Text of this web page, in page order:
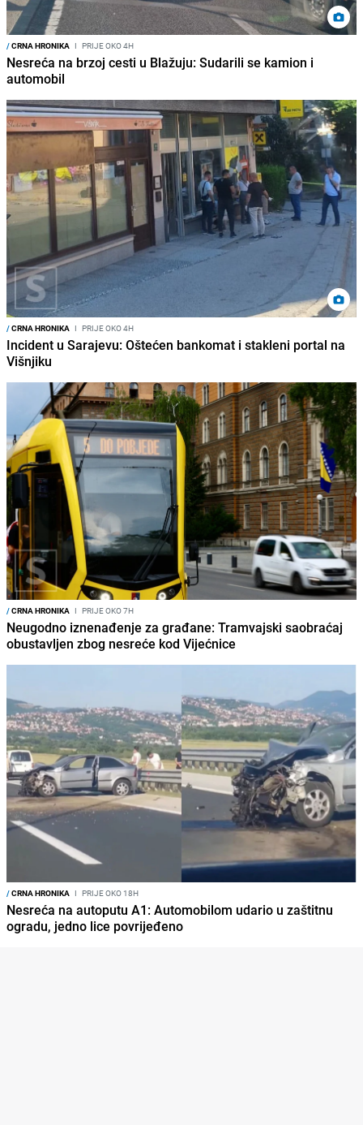
/CRNA HRONIKA I PRIJE OKO 4H
Nesreća na brzoj cesti u Blažuju: Sudarili se kamion i
automobil
/CRNA HRONIKA I PRIJE OKO 4H
Incident u Sarajevu: Oštećen bankomat i stakleni portal na
Višnjiku
/CRNA HRONIKA I PRIJE OKO 7H
Neugodno iznenađenje za građane: Tramvajski saobraćaj
obustavljen zbog nesreće kod Vijećnice
/CRNA HRONIKA I PRIJE OKO 18H
Nesreća na autoputu A1: Automobilom udario u zaštitnu
ogradu, jedno lice povrijeđeno